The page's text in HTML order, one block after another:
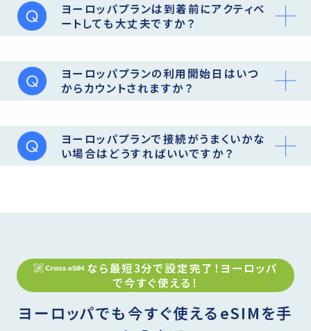
ヨーロッパプランは到着前にアクティベ
ートしても大丈夫ですか？
ヨーロッパプランの利用開始日はいつ
からカウントされますか？
ヨーロッパプランで接続がうまくいかな
い場合はどうすればいいですか？
なら最短3分で設定完了！ ヨーロッパ
で今すぐ使える！
ヨーロッパでも今すぐ使えるeSIMを手